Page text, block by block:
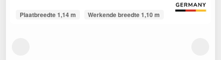
Plaatbreedte 1,14 m Werkende breedte 1,10 m